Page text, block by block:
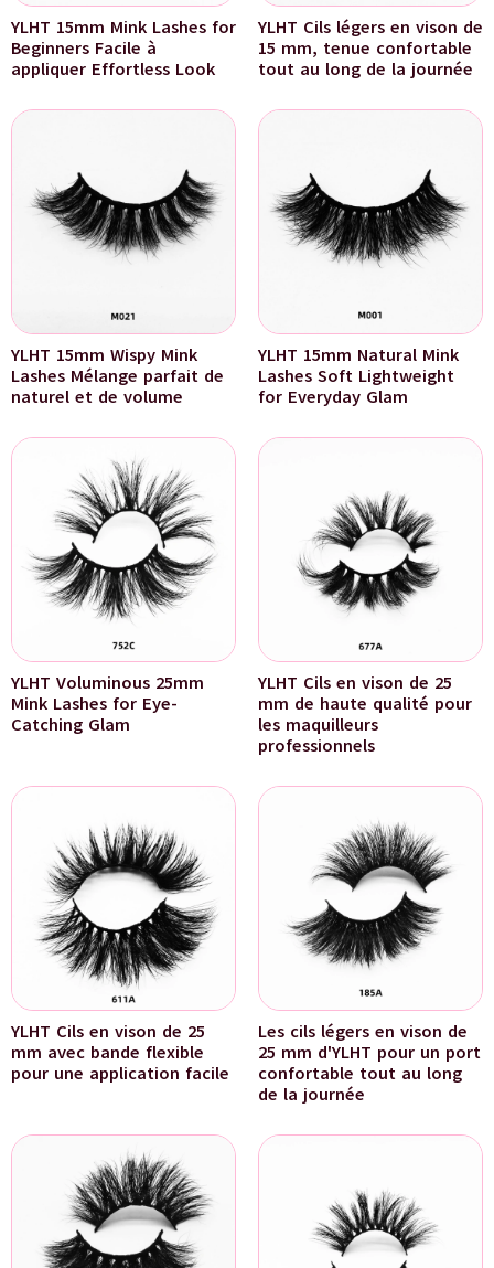
YLHT 15mm Mink Lashes for
Beginners Facile à
appliquer Effortless Look
YLHT Cils légers en vison de
15 mm, tenue confortable
tout au long de la journée
YLHT 15mm Wispy Mink
Lashes Mélange parfait de
naturel et de volume
YLHT 15mm Natural Mink
Lashes Soft Lightweight
for Everyday Glam
YLHT Voluminous 25mm
Mink Lashes for Eye-
Catching Glam
YLHT Cils en vison de 25
mm de haute qualité pour
les maquilleurs
professionnels
YLHT Cils en vison de 25
mm avec bande flexible
pour une application facile
Les cils légers en vison de
25 mm d'YLHT pour un port
confortable tout au long
de la journée